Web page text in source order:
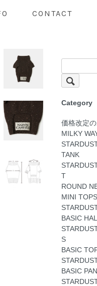
CONTACT
Category
価格改定
MILKY
TANK
T
ROUND
MINI TOPS
BASIC
S
BASIC
BASIC